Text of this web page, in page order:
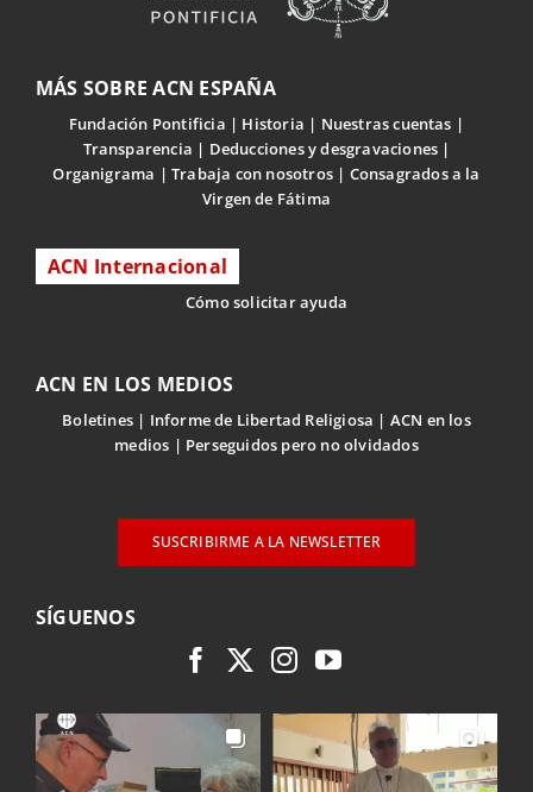
MÁS SOBRE ACN ESPAÑA
Fundación Pontificia Historia
Nuestras cuentas
Transparencia
Deducciones y desgravaciones
Organigrama
Trabaja con nosotros
Consagrados a la
Virgen de Fátima
ACN Internacional
Cómo solicitar ayuda
ACN EN LOS MEDIOS
Boletines Informe de Libertad Religiosa
ACN en los
medios
Perseguidos pero no olvidados
SUSCRIBIRME A LA NEWSLETTER
SÍGUENOS